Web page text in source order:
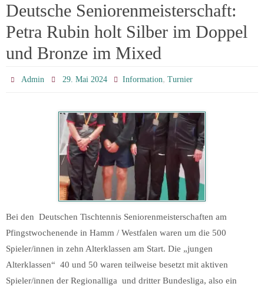
Deutsche Seniorenmeisterschaft:
Petra Rubin holt Silber im Doppel
und Bronze im Mixed
Admin 29. Mai 2024 Information, Turnier
Bei den Deutschen Tischtennis Seniorenmeisterschaften am
Pfingstwochenende in Hamm / Westfalen waren um die 500
Spieler/innen in zehn Alterklassen am Start. Die „jungen
Alterklassen“ 40 und 50 waren teilweise besetzt mit aktiven
Spieler/innen der Regionalliga und dritter Bundesliga, also ein